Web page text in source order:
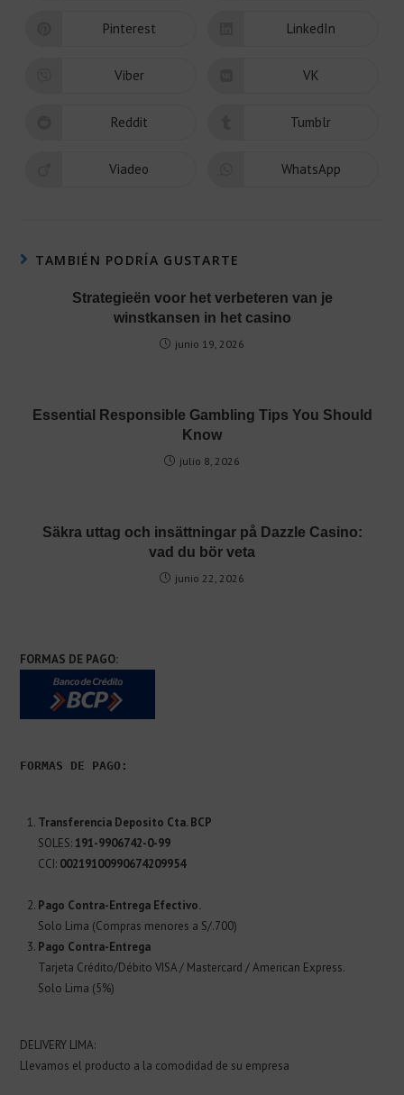
Pinterest LinkedIn
Viber VK
Reddit Tumblr
Viadeo WhatsApp
TAMBIÉN PODRÍA GUSTARTE
Strategieën voor het verbeteren van je
winstkansen in het casino
junio 19, 2026
Essential Responsible Gambling Tips You Should
Know
julio 8, 2026
Säkra uttag och insättningar på Dazzle Casino:
vad du bör veta
junio 22, 2026
FORMAS DE PAGO:
FORMAS DE PAGO:
Transferencia Deposito Cta. BCP
SOLES: 191-9906742-0-99
CCI: 00219100990674209954
Pago Contra-Entrega Efectivo.
Solo Lima (Compras menores a S/.700)
Pago Contra-Entrega
Tarjeta Crédito/Débito VISA / Mastercard / American Express.
Solo Lima (5%)
DELIVERY LIMA:
Llevamos el producto a la comodidad de su empresa